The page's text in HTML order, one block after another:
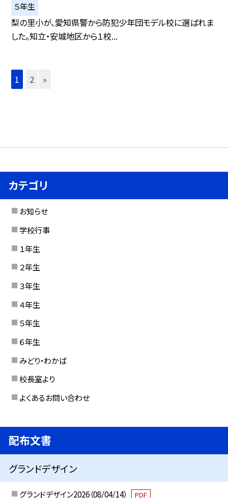
５年生
梨の里小が、愛知県警から防犯少年団モデル校に選ばれま
した。知立・安城地区から１校...
1 2 »
カテゴリ
お知らせ
学校行事
１年生
２年生
３年生
４年生
５年生
６年生
みどり・わかば
校長室より
よくあるお問い合わせ
配布文書
グランドデザイン
グランドデザイン2026（08/04/14） PDF